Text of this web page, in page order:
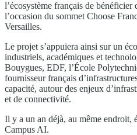
l’écosystème français de
l’occasion du sommet Choose
Versailles.
Le projet s’appuiera ainsi sur un
industriels, académiques et
Bouygues, EDF, l’École
fournisseur français
capacité, autour des enjeux
et de connectivité.
Il y a un an déjà, au même endroit,
Campus AI.